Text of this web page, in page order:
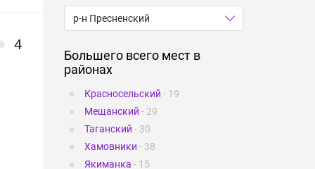
4
Большего всего мест в
районах
Красносельский - 19
Мещанский - 29
Таганский - 30
Хамовники - 38
Якиманка - 15